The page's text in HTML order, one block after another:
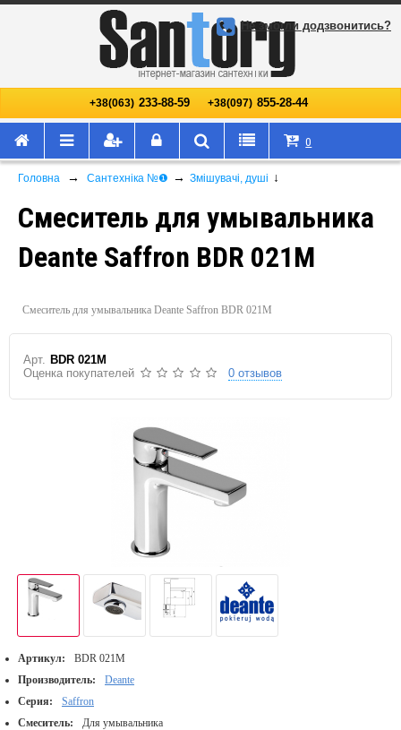
+38(063) 233-88-59 +38(097) 855-28-44
Не змогли додзвонитись?
0
Головна → Сантехніка №❶ → Змішувачі, душі ↓
Смеситель для умывальника
Deante Saffron BDR 021M
Смеситель для умывальника Deante Saffron BDR 021M
Арт. BDR 021M
Оценка покупателей
0 отзывов
Артикул:
BDR 021M
Производитель:
Deante
Серия:
Saffron
Смеситель:
Для умывальника